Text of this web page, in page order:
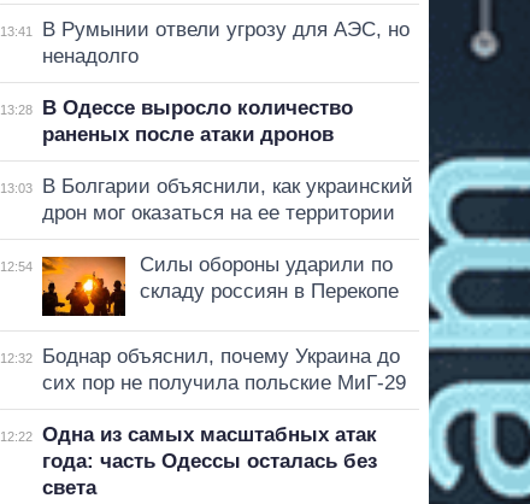
13:41
В Румынии отвели угрозу для АЭС, но
ненадолго
13:28
В Одессе выросло количество
раненых после атаки дронов
13:03
В Болгарии объяснили, как украинский
дрон мог оказаться на ее территории
12:54
Силы обороны ударили по
складу россиян в Перекопе
12:32
Боднар объяснил, почему Украина до
сих пор не получила польские МиГ-29
12:22
Одна из самых масштабных атак
года: часть Одессы осталась без
света